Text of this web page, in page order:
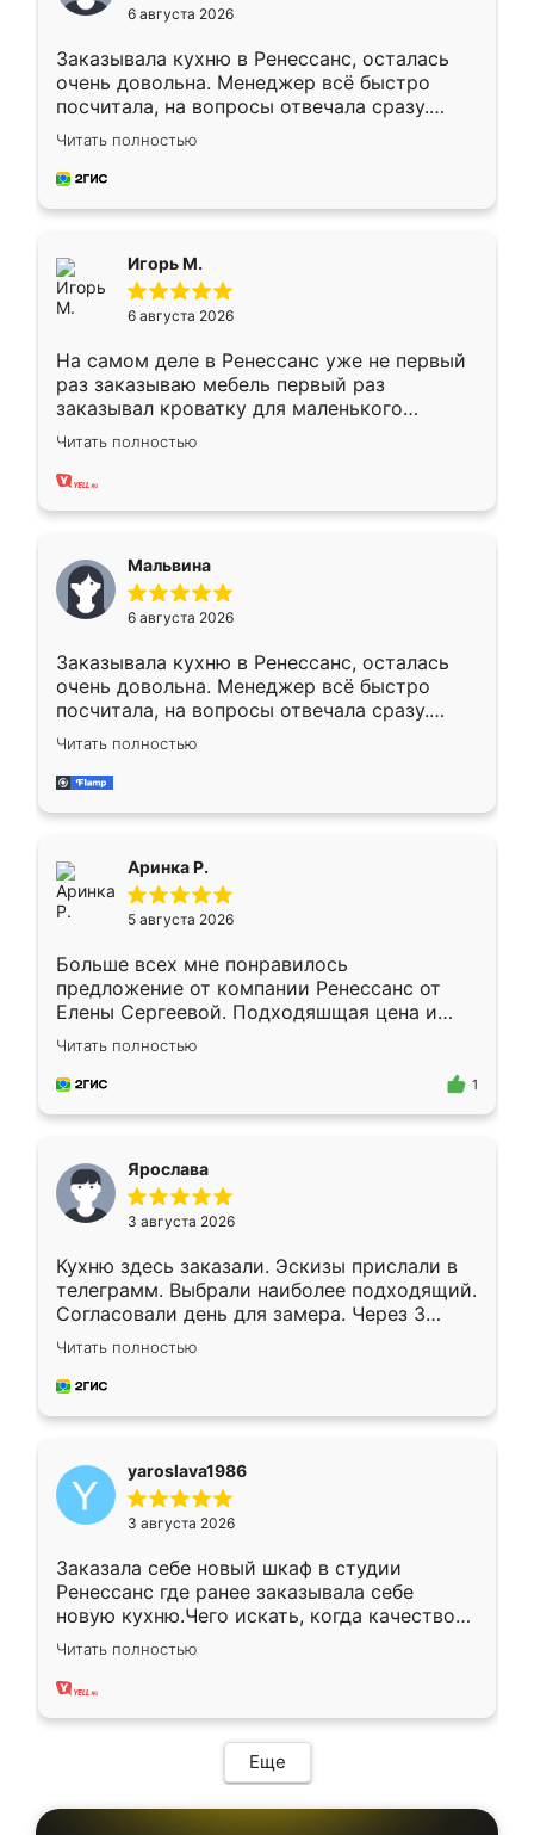
6 августа 2026
Заказывала кухню в Ренессанс, осталась
очень довольна. Менеджер всё быстро
посчитала, на вопросы отвечала сразу.
Замерщик приехал в субботу, подошёл к
делу со всей ответственностью. Собрали
за день, ребята работали аккуратно, даже
Читать полностью
Игорь М.
6 августа 2026
На самом деле в Ренессанс уже не первый
раз заказываю мебель первый раз
заказывал кроватку для маленького
ребёнка при его рождении ,во второй раз
заказал шкаф-купе. По качеству очень
хорошее сборка достаточно быстрая,
меньше, здесь же он более разнообразный.
Мне нравится ,если что-то потребуется из
мебели буду заказывать только здесь.
Читать полностью
Мальвина
6 августа 2026
Заказывала кухню в Ренессанс, осталась
очень довольна. Менеджер всё быстро
посчитала, на вопросы отвечала сразу.
Замерщик приехал в субботу, подошёл к
делу со всей ответственностью. Собрали
за день, ребята работали аккуратно, даже
Читать полностью
Аринка Р.
5 августа 2026
Больше всех мне понравилось
предложение от компании Ренессанс от
Елены Сергеевой. Подходяшщая цена и
короткие сроки изготовления. Приехавший
для замера сотрудник Владислав
предложил по моему эскизу самый
Читать полностью
1
Ярослава
3 августа 2026
Кухню здесь заказали. Эскизы прислали в
телеграмм. Выбрали наиболее подходящий.
Согласовали день для замера. Через 3
недели кухня была уже готова. Остались
довольны работой. Спасибо Ренессанс
мебель за качественную работу!
Читать полностью
yaroslava1986
3 августа 2026
Заказала себе новый шкаф в студии
Ренессанс где ранее заказывала себе
новую кухню.Чего искать, когда качеством
вполне довольна. Служит кухня уже почти
два года, нареканий нет.
Читать полностью
Еще